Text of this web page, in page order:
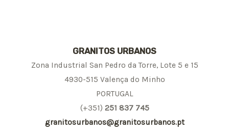
GRANITOS URBANOS
Zona Industrial San Pedro da Torre, Lote 5 e 15
4930-515 Valença do Minho
PORTUGAL
(+351) 251 837 745
granitosurbanos@granitosurbanos.pt